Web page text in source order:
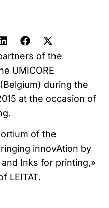
of the
UMICORE
during the
at the occasion of
of the
innovAtion by
Inks for printing,»
LEITAT.